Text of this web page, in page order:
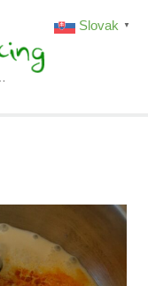
Slovak ▼